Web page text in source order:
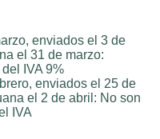
enviados el 3 de
el 31 de marzo:
IVA 9%
enviados el 25 de
el 2 de abril: No son
IVA